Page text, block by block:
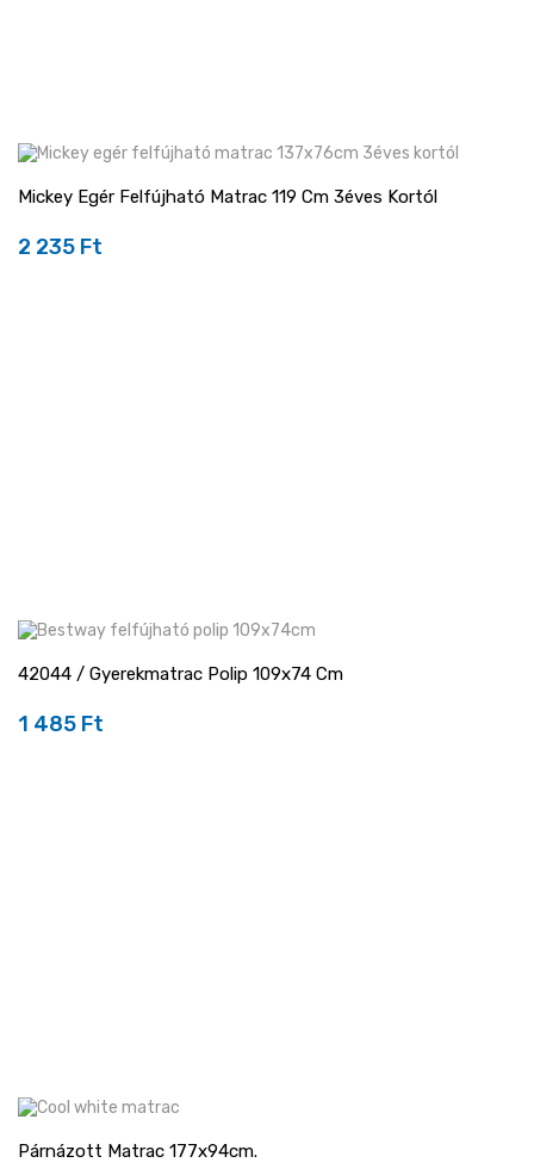
Mickey Egér Felfújható Matrac 119 Cm 3éves Kortól
Ár
2 235 Ft
42044 / Gyerekmatrac Polip 109x74 Cm
Ár
1 485 Ft
Párnázott Matrac 177x94cm.